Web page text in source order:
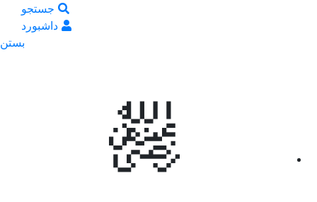
جستجو
داشبورد
بستن